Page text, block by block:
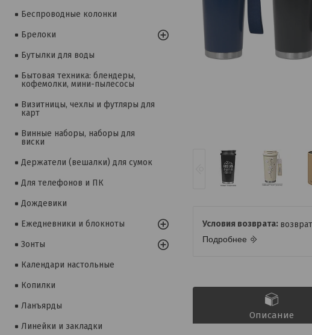
Подробнее
Описание
Беспроводные колонки
Брелоки
Бутылки для воды
Бытовая техника: блендеры,
кофемолки, мини-пылесосы
Визитницы, чехлы и футляры для
карт
Винные наборы, наборы для
виски
Держатели (вешалки) для сумок
Для телефонов и ПК
Дождевики
Ежедневники и блокноты
Зонты
Календари настольные
Копилки
Ланъярды
Линейки и закладки